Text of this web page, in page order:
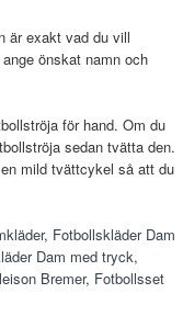
är exakt vad du vill
önskat namn och
för hand. Om du
sedan tvätta den.
mild tvättcykel så att du
, Fotbollskläder Dam
Dam med tryck,
Bremer, Fotbollsset